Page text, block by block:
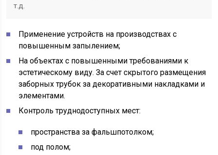
т.д.
Применение устройств на производствах с
повышенным запылением;
На объектах с повышенными требованиями к
эстетическому виду. За счет скрытого размещения
заборных трубок за декоративными накладками и
элементами.
Контроль труднодоступных мест:
пространства за фальшпотолком;
под полом;